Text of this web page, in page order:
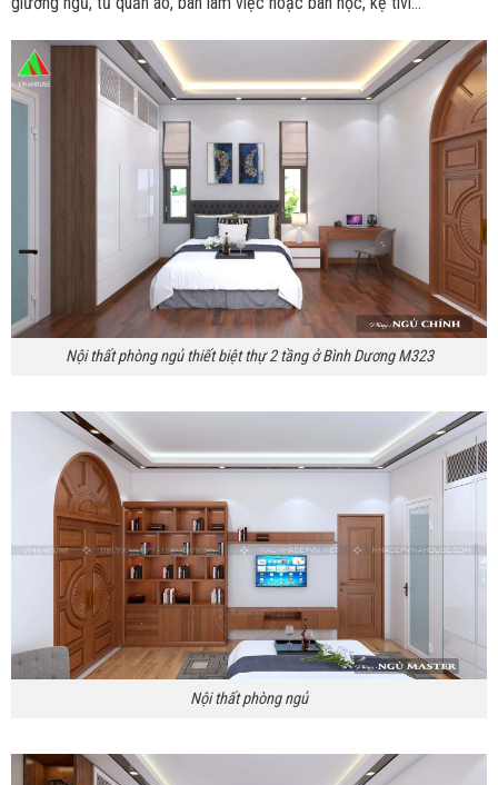
Nội thất phòng ngủ thiết biệt thự 2 tầng ở Bình Dương M323
Nội thất phòng ngủ